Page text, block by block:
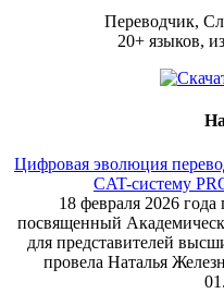
Переводчик,
20+ языков,
Цифровая эволюция
CAT-систему
18 февраля 2026
посвященный
для представителей
провела Наталья